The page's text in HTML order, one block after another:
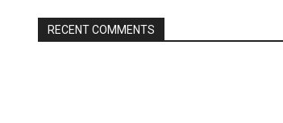
RECENT COMMENTS